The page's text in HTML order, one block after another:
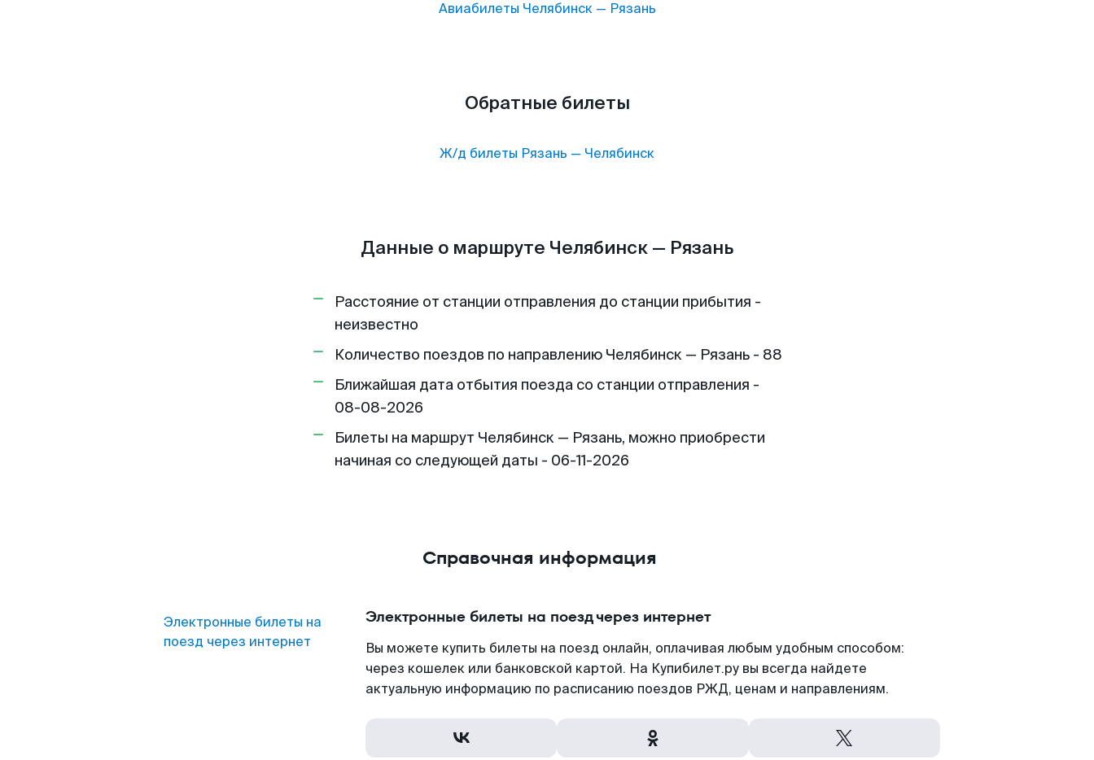
Авиабилеты Челябинск— Рязань
Обратные билеты
Ж/д билеты Рязань — Челябинск
Данные о маршруте Челябинск — Рязань
Расстояние от станции отправления до станции прибытия -
неизвестно
Количество поездов по направлению Челябинск — Рязань - 88
Ближайшая дата отбытия поезда со станции отправления -
08-08-2026
Билеты на маршрут Челябинск — Рязань, можно приобрести
начиная со следующей даты - 06-11-2026
Справочная информация
Электронные билеты на
поезд через интернет
Электронные билеты на поезд через интернет
Вы можете купить билеты на поезд онлайн, оплачивая любым удобным способом:
через кошелек или банковской картой. На Купибилет.ру вы всегда найдете
актуальную информацию по расписанию поездов РЖД, ценам и направлениям.